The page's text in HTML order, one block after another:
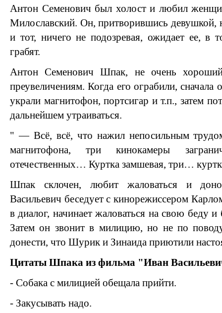
Антон Семенович был холост и любил
Милославский. Он, притворившись девушкой,
и тот, ничего не подозревая, ожидает ее, в
грабят.
Антон Семенович Шпак, не очень
преувеличениям. Когда его ограбили, сначала
украли магнитофон, портсигар и т.п., затем
дальнейшем утраиваться.
" — Всё, всё, что нажил непосильным
магнитофона, три кинокамеры
отечественных… Куртка замшевая, три…
Шпак склочен, любит жаловаться и
Васильевич беседует с кинорежиссером
в диалог, начинает жаловаться на свою беду
Затем он звонит в милицию, но не по
донести, что Шурик и Зинаида приютили
Цитаты Шпака из фильма "Иван
- Собака с милицией обещала прийти.
- Закусывать надо.